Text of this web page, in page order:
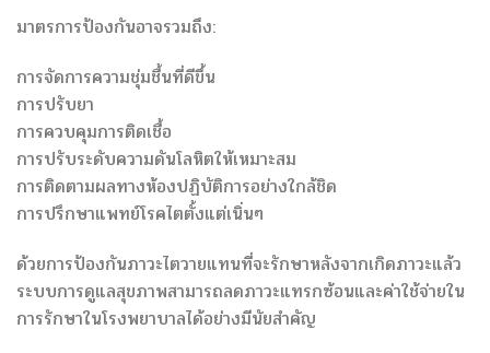
มาตรการป้องกันอาจรวมถึง:
การจัดการความชุ่มชื้นที่ดีขึ้น
การปรับยา
การควบคุมการติดเชื้อ
การปรับระดับความดันโลหิตให้เหมาะสม
การติดตามผลทางห้องปฏิบัติการอย่างใกล้ชิด
การปรึกษาแพทย์โรคไตตั้งแต่เนิ่นๆ
ด้วยการป้องกันภาวะไตวายแทนที่จะรักษาหลังจากเกิดภาวะแล้ว
ระบบการดูแลสุขภาพสามารถลดภาวะแทรกซ้อนและค่าใช้จ่ายใน
การรักษาในโรงพยาบาลได้อย่างมีนัยสำคัญ